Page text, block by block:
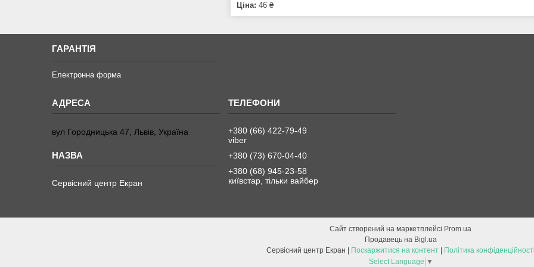
Ціна: 46 ₴
ГАРАНТІЯ
Електронна форма
вул Городницька 47, Львів, Україна
Сервісний центр Екран
+380 (66) 422-79-49
viber
+380 (73) 670-04-40
+380 (68) 945-23-58
київстар, тільки вайбер
Сайт створений на маркетплейсі Prom.ua
Продавець на Bigl.ua
Поскаржитися на контент
Політика
Select Language ▼